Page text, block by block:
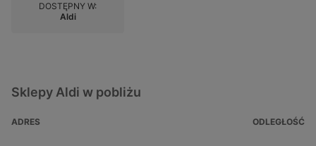
DOSTĘPNY W:
Aldi
Sklepy Aldi w pobliżu
ADRES ODLEGŁOŚĆ